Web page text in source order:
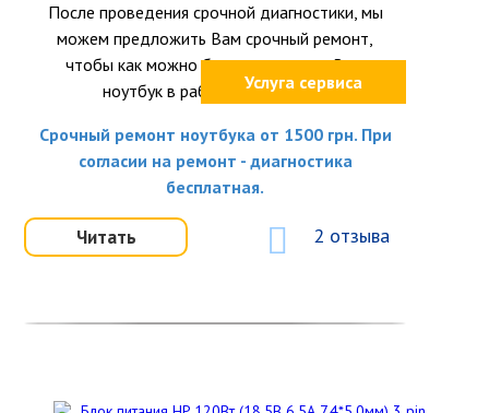
Услуга сервиса
После проведения срочной диагностики, мы
можем предложить Вам срочный ремонт,
чтобы как можно быстрее вернуть Ваш
ноутбук в рабочее состояние.
Срочный ремонт ноутбука от 1500 грн. При
согласии на ремонт - диагностика
бесплатная.
Читать 2 отзыва